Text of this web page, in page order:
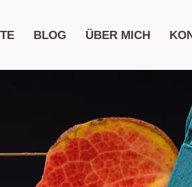
BLOG ÜBER MICH